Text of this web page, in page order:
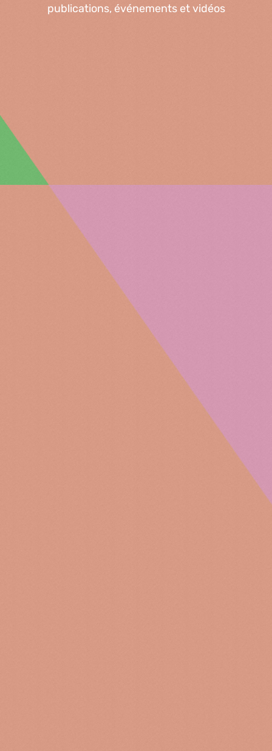
publications, événements et vidéos